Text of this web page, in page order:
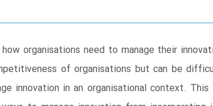
organisations need to manage their
of organisations but can be
innovation in an organisational context.